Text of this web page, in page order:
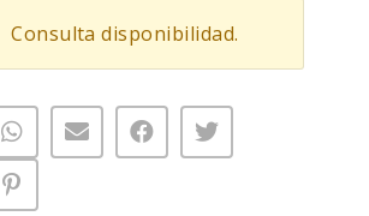
Consulta disponibilidad.